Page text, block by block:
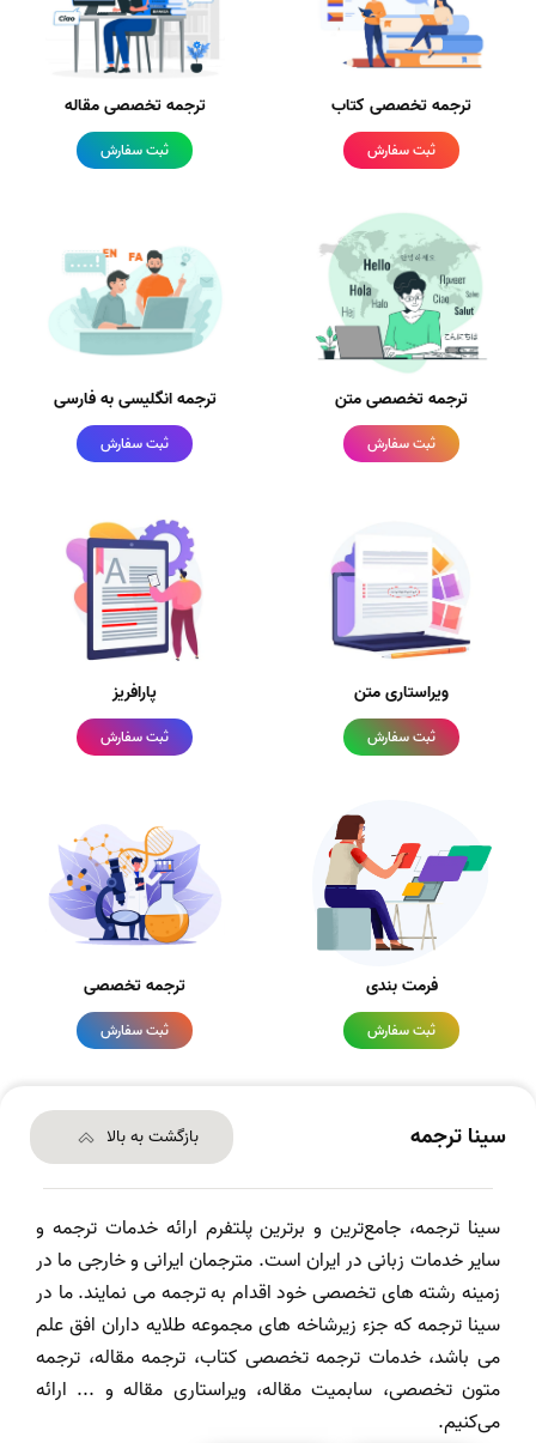
ترجمه تخصصی کتاب
ثبت سفارش
ترجمه تخصصی مقاله
ثبت سفارش
ترجمه تخصصی متن
ثبت سفارش
ترجمه انگلیسی به فارسی
ثبت سفارش
ویراستاری متن
ثبت سفارش
پارافریز
ثبت سفارش
فرمت بندی
ثبت سفارش
ترجمه تخصصی
ثبت سفارش
سینا ترجمه بازگشت به بالا
سینا ترجمه، جامع‌ترین و برترین پلتفرم ارائه خدمات ترجمه و
سایر خدمات زبانی در ایران است. مترجمان ایرانی و خارجی ما در
زمینه رشته های تخصصی خود اقدام به ترجمه می نمایند. ما در
سینا ترجمه که جزء زیرشاخه های مجموعه طلایه داران افق علم
می باشد، خدمات ترجمه تخصصی کتاب، ترجمه مقاله، ترجمه
متون تخصصی، سابمیت مقاله، ویراستاری مقاله و ... ارائه
می‌کنیم.